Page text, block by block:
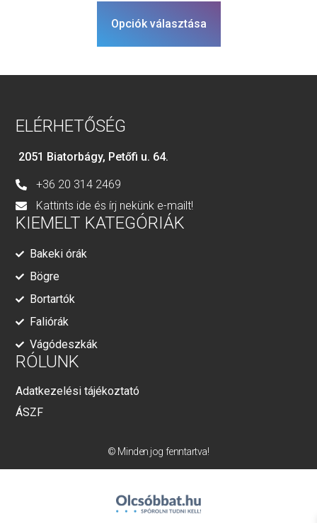
Opciók választása
ELÉRHETŐSÉG
2051 Biatorbágy, Petőfi u. 64.
+36 20 314 2469
Kattints ide és írj nekünk e-mailt!
KIEMELT KATEGÓRIÁK
Bakeki órák
Bögre
Bortartók
Faliórák
Vágódeszkák
RÓLUNK
Adatkezelési tájékoztató
ÁSZF
© Minden jog fenntartva!